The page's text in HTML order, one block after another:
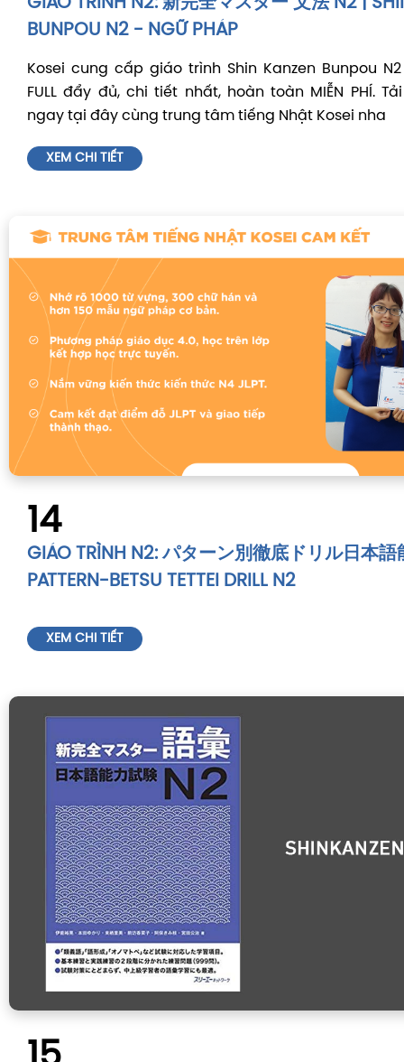
BUNPOU N2 - NGỮ PHÁP
Kosei cung cấp giáo trình Shin Kanzen Bunpou
FULL đẩy đủ, chi tiết nhất, hoàn toàn MIỄN PHÍ.
ngay tại đây cùng trung tâm tiếng Nhật Kosei nha
XEM CHI TIẾT
14
GIÁO TRÌNH N2: パターン別徹底ドリル日本
PATTERN-BETSU TETTEI DRILL N2
XEM CHI TIẾT